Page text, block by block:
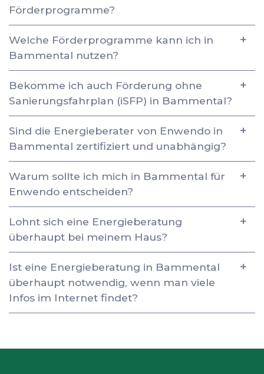
Förderprogramme?
Welche Förderprogramme kann ich in
Bammental nutzen?
Bekomme ich auch Förderung ohne
Sanierungsfahrplan (iSFP) in Bammental?
Sind die Energieberater von Enwendo in
Bammental zertifiziert und unabhängig?
Warum sollte ich mich in Bammental für
Enwendo entscheiden?
Lohnt sich eine Energieberatung
überhaupt bei meinem Haus?
Ist eine Energieberatung in Bammental
überhaupt notwendig, wenn man viele
Infos im Internet findet?